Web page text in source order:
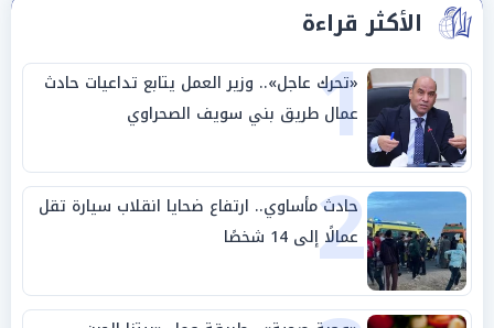
الأكثر قراءة
1
«تحرك عاجل».. وزير العمل يتابع تداعيات حادث
عمال طريق بني سويف الصحراوي
2
حادث مأساوي.. ارتفاع ضحايا انقلاب سيارة تقل
عمالًا إلى 14 شخصًا